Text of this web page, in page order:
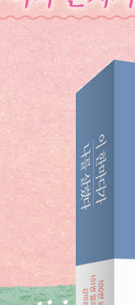
뜻한 대화
파입니까?
요
내려면
요
방법